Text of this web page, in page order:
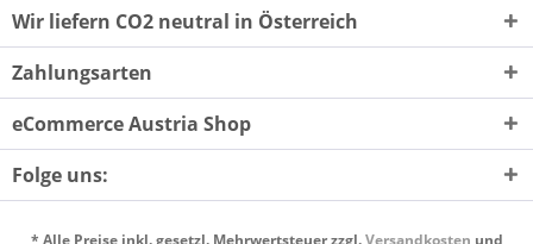
Wir liefern CO2 neutral in Österreich
Zahlungsarten
eCommerce Austria Shop
Folge uns: